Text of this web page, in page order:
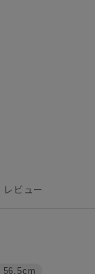
レビュー
56.5cm